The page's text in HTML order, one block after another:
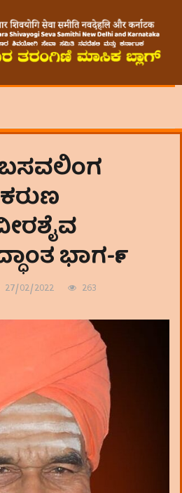
ಬಸವಲಿಂಗ
ಭಾಗ-೯
27/02/2022 263